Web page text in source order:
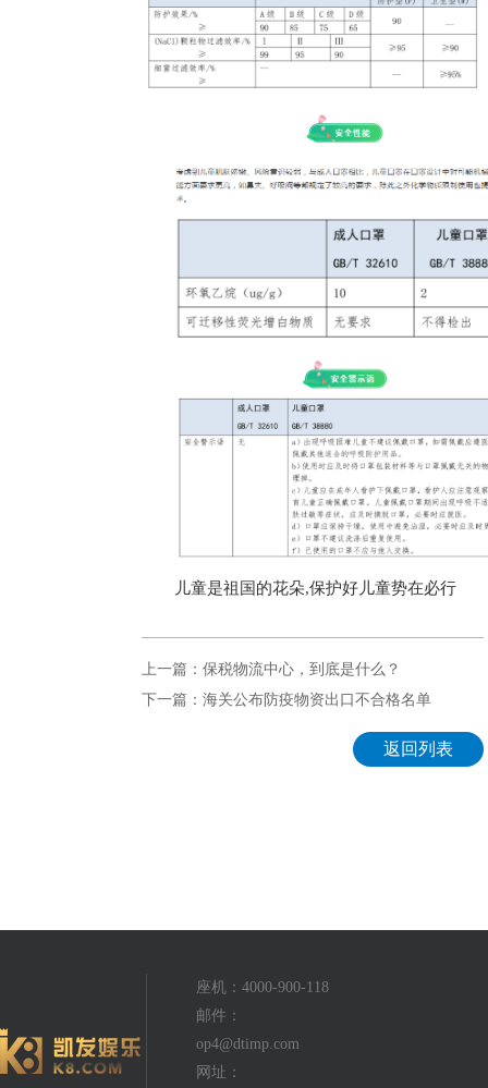
儿童是祖国的花朵,保护好儿童势在必行
上一篇：保税物流中心，到底是什么？
下一篇：海关公布防疫物资出口不合格名单
返回列表
座机：4000-900-118
邮件：
op4@dtimp.com
网址：